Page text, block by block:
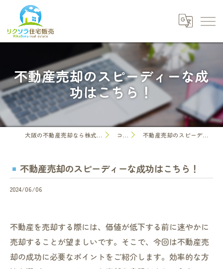
不動産売却のスピーディーな成
功はこちら！
大阪の不動産売却なら株式会社リクソラ住宅販売 コラム 不動産売却のスピーディーな成功はこちら！
不動産売却のスピーディーな成功はこちら！
2024/06/06
不動産を売却する際には、価値が低下する前に速やかに
売却することが望ましいです。そこで、今回は不動産売
却の成功に必要なポイントをご紹介します。効率的な方